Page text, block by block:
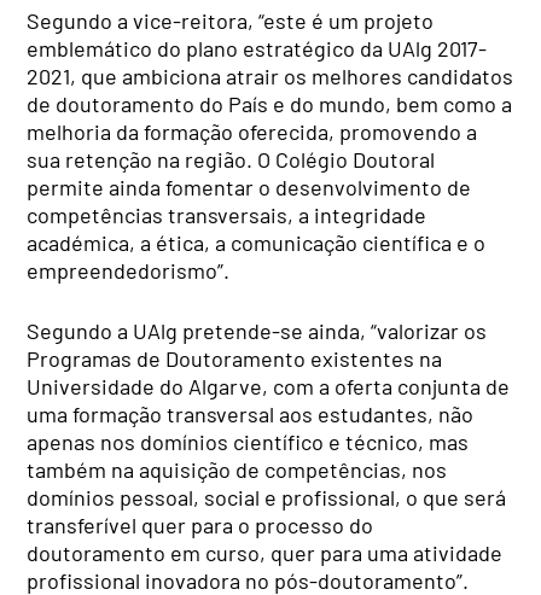
Segundo a vice-reitora, “este é um projeto
emblemático do plano estratégico da UAlg 2017-
2021, que ambiciona atrair os melhores candidatos
de doutoramento do País e do mundo, bem como a
melhoria da formação oferecida, promovendo a
sua retenção na região. O Colégio Doutoral
permite ainda fomentar o desenvolvimento de
competências transversais, a integridade
académica, a ética, a comunicação científica e o
empreendedorismo”.
Segundo a UAlg pretende-se ainda, “valorizar os
Programas de Doutoramento existentes na
Universidade do Algarve, com a oferta conjunta de
uma formação transversal aos estudantes, não
apenas nos domínios científico e técnico, mas
também na aquisição de competências, nos
domínios pessoal, social e profissional, o que será
transferível quer para o processo do
doutoramento em curso, quer para uma atividade
profissional inovadora no pós-doutoramento”.